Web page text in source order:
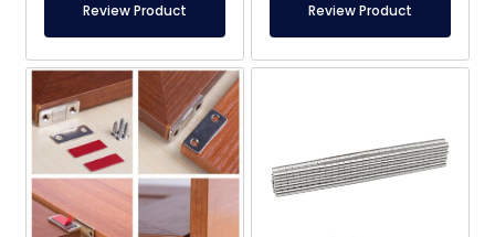
Review Product
Review Product